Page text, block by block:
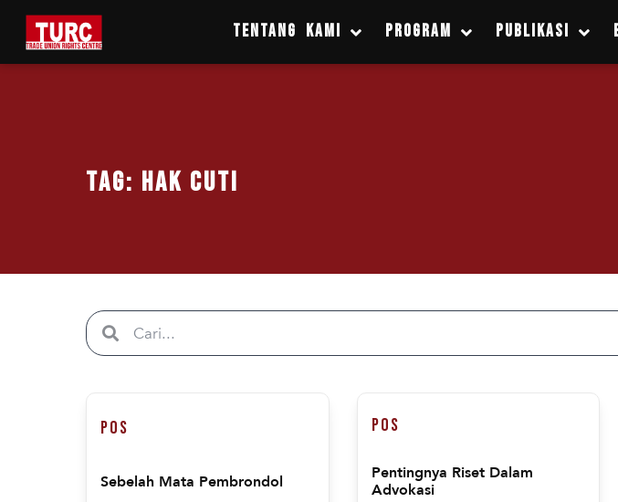
TENTANG KAMI PROGRAM PUBLIKASI
Tag: hak cuti
Pos
Sebelah Mata Pembrondol
Pos
Pentingnya Riset Dalam
Advokasi